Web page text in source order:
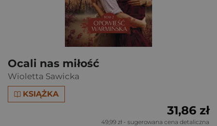
Ocali nas miłość
Wioletta Sawicka
KSIĄŻKA
31,86 zł
49,99 zł - sugerowana cena detaliczna